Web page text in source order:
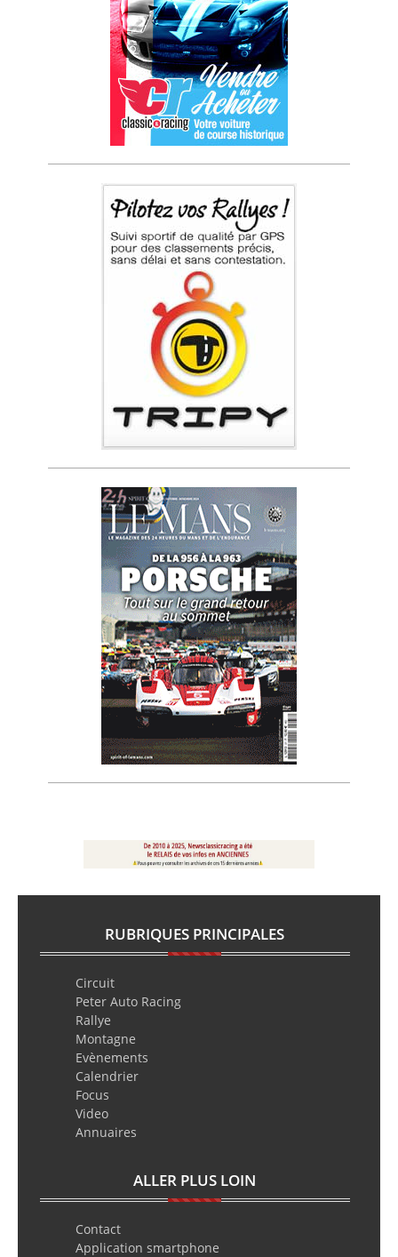
RUBRIQUES PRINCIPALES
Circuit
Peter Auto Racing
Rallye
Montagne
Evènements
Calendrier
Focus
Video
Annuaires
ALLER PLUS LOIN
Contact
Application smartphone